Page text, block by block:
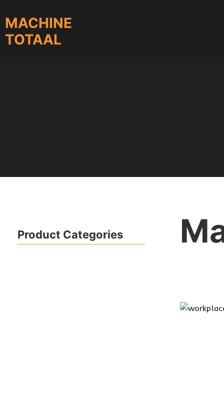
MACHINE
TOTAAL
Product Categories